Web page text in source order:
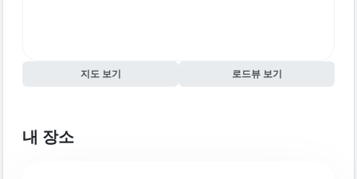
지도 보기 로드뷰 보기
내 장소